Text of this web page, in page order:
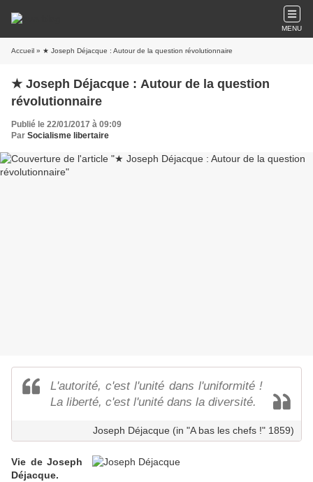
MENU
Accueil » ★ Joseph Déjacque : Autour de la question révolutionnaire
★ Joseph Déjacque : Autour de la question
révolutionnaire
Publié le 22/01/2017 à 09:09
Par Socialisme libertaire
L'autorité, c'est l'unité dans l'uniformité !
La liberté, c'est l'unité dans la diversité.
Joseph Déjacque (in "A bas les chefs !" 1859)
Vie de Joseph
Déjacque.